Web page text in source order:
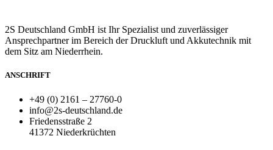
2S Deutschland GmbH ist Ihr Spezialist und zuverlässiger
Ansprechpartner im Bereich der Druckluft und Akkutechnik mit
dem Sitz am Niederrhein.
ANSCHRIFT
+49 (0) 2161 – 27760-0
info@2s-deutschland.de
Friedensstraße 2
41372 Niederkrüchten